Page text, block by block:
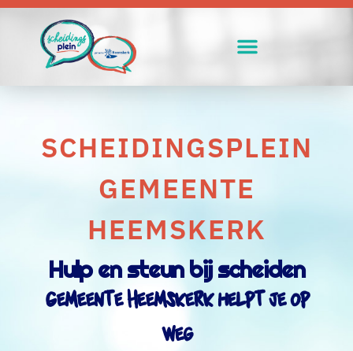
SCHEIDINGSPLEIN
GEMEENTE
HEEMSKERK
Hulp en steun bij scheiden
Gemeente Heemskerk helpt je op
weg